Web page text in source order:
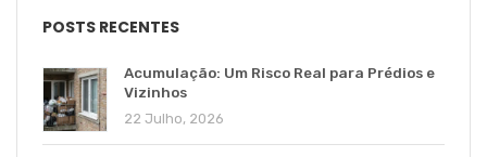
POSTS RECENTES
Acumulação: Um Risco Real para Prédios e
Vizinhos
22 Julho, 2026